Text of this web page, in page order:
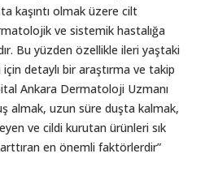
kaşıntı olmak üzere cilt
ve sistemik hastalığa
Bu yüzden özellikle ileri yaştaki
detaylı bir araştırma ve takip
Ankara Dermatoloji Uzmanı
almak, uzun süre duşta kalmak,
ve cildi kurutan ürünleri sık
en önemli faktörlerdir”